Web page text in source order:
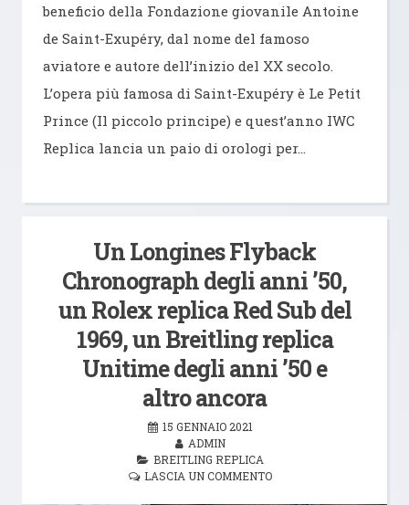
beneficio della Fondazione giovanile Antoine
de Saint-Exupéry, dal nome del famoso
aviatore e autore dell’inizio del XX secolo.
L’opera più famosa di Saint-Exupéry è Le Petit
Prince (Il piccolo principe) e quest’anno IWC
Replica lancia un paio di orologi per…
Un Longines Flyback
Chronograph degli anni ’50,
un Rolex replica Red Sub del
1969, un Breitling replica
Unitime degli anni ’50 e
altro ancora
15 GENNAIO 2021
ADMIN
BREITLING REPLICA
LASCIA UN COMMENTO